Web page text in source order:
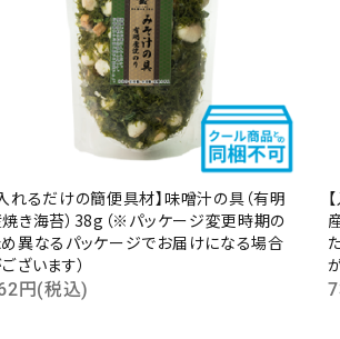
れるだけの簡便具材】味噌汁の具（有明
き海苔）38g（※パッケージ変更時期の
異なるパッケージでお届けになる場合
ざいます）
円(税込)